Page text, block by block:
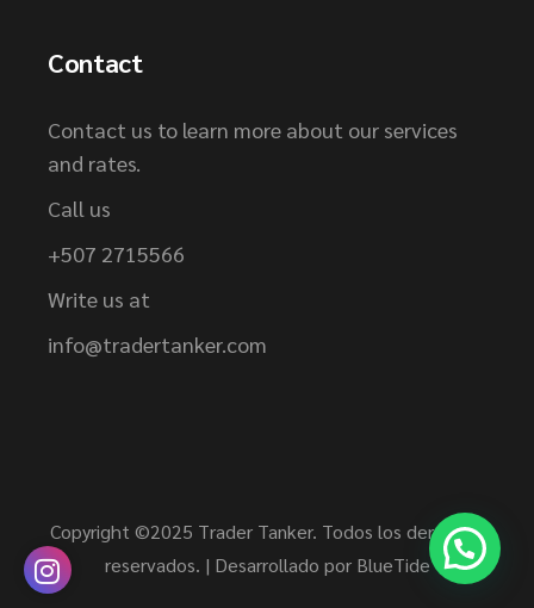
Contact
Contact us to learn more about our services
and rates.
Call us
+507 2715566
Write us at
info@tradertanker.com
Copyright ©2025 Trader Tanker. Todos los derechos
reservados. | Desarrollado por BlueTide